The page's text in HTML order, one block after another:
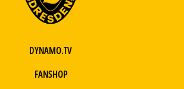
DYNAMO.TV
FANSHOP